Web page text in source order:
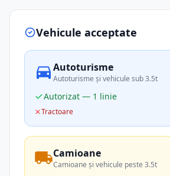
Vehicule acceptate
Autoturisme
Autoturisme și vehicule sub 3.5t
Autorizat — 1 linie
Tractoare
Camioane
Camioane și vehicule peste 3.5t